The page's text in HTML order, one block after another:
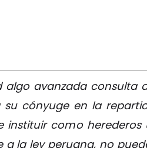
avanzada consulta
cónyuge en la
instituir como
a la ley peruana, no